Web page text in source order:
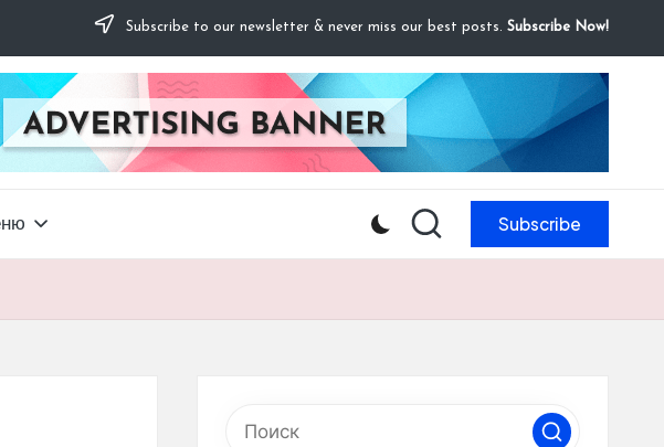
Subscribe to our newsletter & never miss our best posts. Subscribe Now!
Subscribe